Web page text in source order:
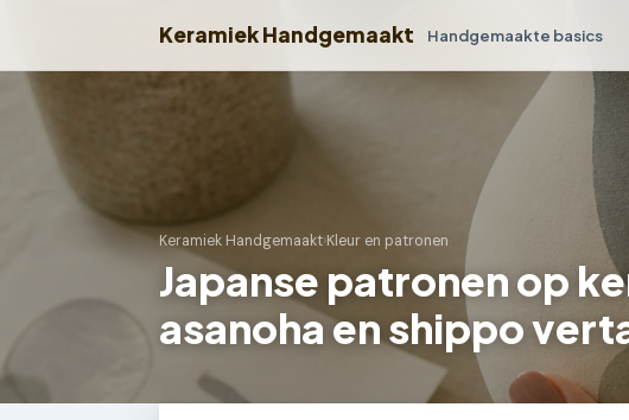
Keramiek Handgemaakt Handgemaakte basics
Keramiek Handgemaakt›Kleur en patronen
Japanse patronen op
asanoha en shippo